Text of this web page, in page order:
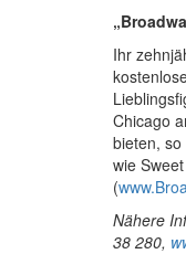
Ihr
Chicago
bieten, so
wie
(
Nähere
38 280,